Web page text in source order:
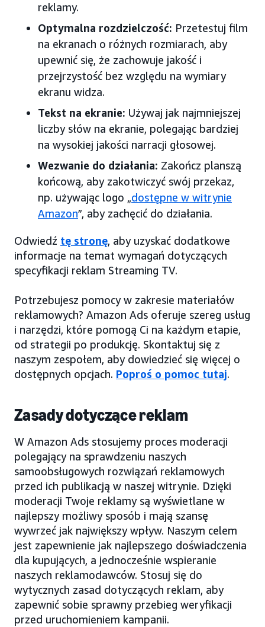
reklamy.
Optymalna rozdzielczość: Przetestuj film
na ekranach o różnych rozmiarach, aby
upewnić się, że zachowuje jakość i
przejrzystość bez względu na wymiary
ekranu widza.
Tekst na ekranie: Używaj jak najmniejszej
liczby słów na ekranie, polegając bardziej
na wysokiej jakości narracji głosowej.
Wezwanie do działania: Zakończ planszą
końcową, aby zakotwiczyć swój przekaz,
np. używając logo „dostępne w witrynie
Amazon”, aby zachęcić do działania.
Odwiedź tę stronę, aby uzyskać dodatkowe
informacje na temat wymagań dotyczących
specyfikacji reklam Streaming TV.
Potrzebujesz pomocy w zakresie materiałów
reklamowych? Amazon Ads oferuje szereg usług
i narzędzi, które pomogą Ci na każdym etapie,
od strategii po produkcję. Skontaktuj się z
naszym zespołem, aby dowiedzieć się więcej o
dostępnych opcjach. Poproś o pomoc tutaj.
Zasady dotyczące reklam
W Amazon Ads stosujemy proces moderacji
polegający na sprawdzeniu naszych
samoobsługowych rozwiązań reklamowych
przed ich publikacją w naszej witrynie. Dzięki
moderacji Twoje reklamy są wyświetlane w
najlepszy możliwy sposób i mają szansę
wywrzeć jak największy wpływ. Naszym celem
jest zapewnienie jak najlepszego doświadczenia
dla kupujących, a jednocześnie wspieranie
naszych reklamodawców. Stosuj się do
wytycznych zasad dotyczących reklam, aby
zapewnić sobie sprawny przebieg weryfikacji
przed uruchomieniem kampanii.